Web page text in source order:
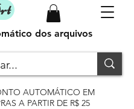
AUTOMÁTICO EM
A PARTIR DE R$ 25
dos arquivos